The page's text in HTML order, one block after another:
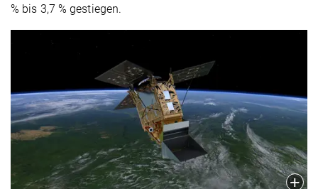
% bis 3,7 % gestiegen.